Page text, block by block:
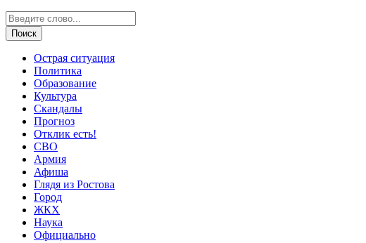
Острая ситуация
Политика
Образование
Культура
Скандалы
Прогноз
Отклик есть!
СВО
Армия
Афиша
Глядя из Ростова
Город
ЖКХ
Наука
Официально